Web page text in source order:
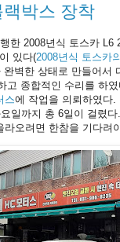
박스 장착
한 2008년식 토스카
있다(2008년식 토스카
벽한 상태로 만들어서
고 종합적인 수리를 하
스에 작업을 의뢰하였다
일까지 총 6일이 걸렸
오려면 한참을 기다려